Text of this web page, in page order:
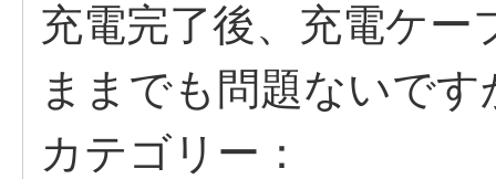
充電完了後、充電ケー
ままでも問題ないで
カテゴリー：